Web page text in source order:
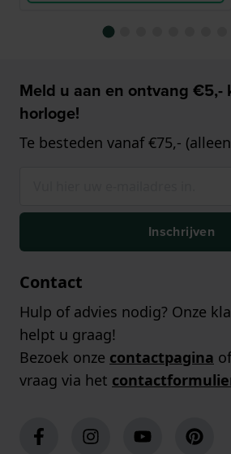
Meld u aan en ontvang €5,-
horloge!
Te besteden vanaf €75,-
Inschrijven
Contact
Hulp of advies nodig? Onze
helpt u graag!
Bezoek onze contactpagina
vraag via het